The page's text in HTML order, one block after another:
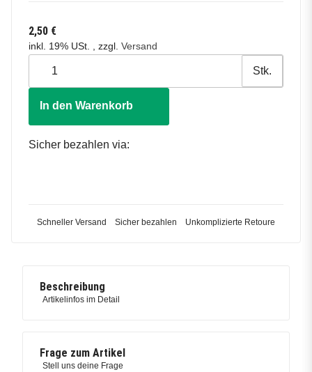
2,50 €
inkl. 19% USt. , zzgl. Versand
Stk.
In den Warenkorb
Sicher bezahlen via:
Schneller Versand Sicher bezahlen Unkomplizierte Retoure
Beschreibung
Artikelinfos im Detail
Frage zum Artikel
Stell uns deine Frage